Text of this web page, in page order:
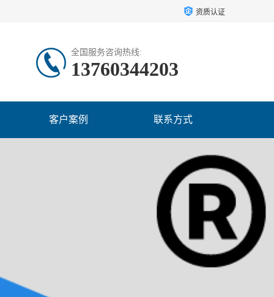
资质认证
全国服务咨询热线:
13760344203
客户案例 联系方式